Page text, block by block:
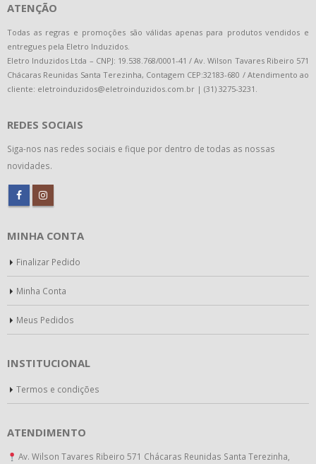
ATENÇÃO
Todas as regras e promoções são válidas apenas para produtos vendidos e
entregues pela Eletro Induzidos.
Eletro Induzidos Ltda – CNPJ: 19.538.768/0001-41 / Av. Wilson Tavares Ribeiro 571
Chácaras Reunidas Santa Terezinha, Contagem CEP:32183-680 / Atendimento ao
cliente: eletroinduzidos@eletroinduzidos.com.br | (31) 3275-3231.
REDES SOCIAIS
Siga-nos nas redes sociais e fique por dentro de todas as nossas
novidades.
MINHA CONTA
Finalizar Pedido
Minha Conta
Meus Pedidos
INSTITUCIONAL
Termos e condições
ATENDIMENTO
Av. Wilson Tavares Ribeiro 571 Chácaras Reunidas Santa Terezinha,